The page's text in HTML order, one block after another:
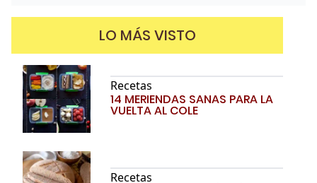
LO MÁS VISTO
Recetas
14 MERIENDAS SANAS PARA LA
VUELTA AL COLE
Recetas